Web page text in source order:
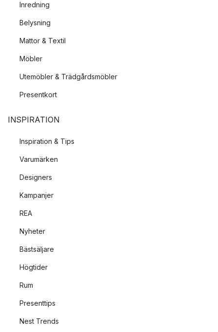
Inredning
Belysning
Mattor & Textil
Möbler
Utemöbler & Trädgårdsmöbler
Presentkort
INSPIRATION
Inspiration & Tips
Varumärken
Designers
Kampanjer
REA
Nyheter
Bästsäljare
Högtider
Rum
Presenttips
Nest Trends